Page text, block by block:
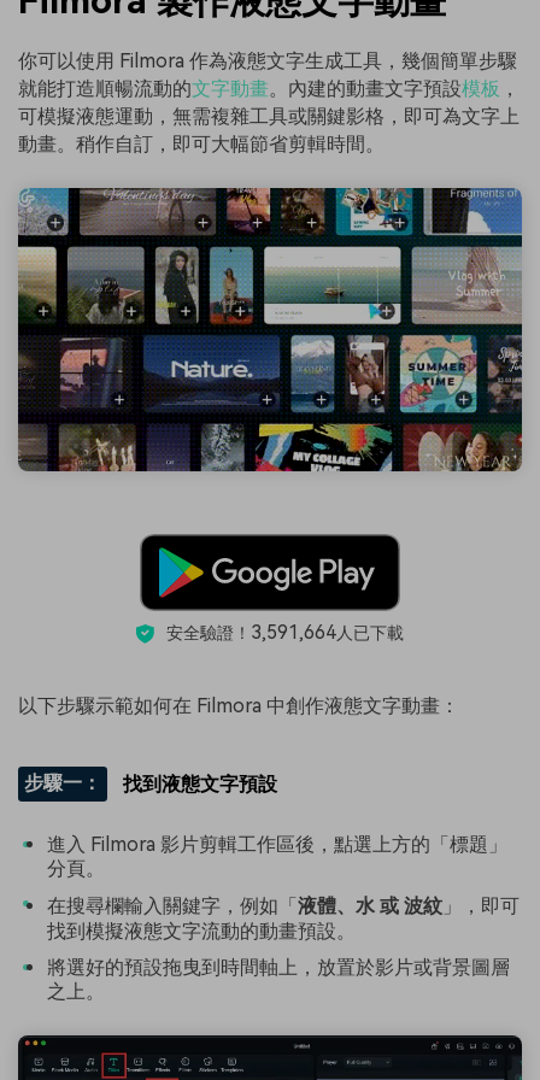
你可以使用 Filmora 作為液態文字生成工具，幾個簡單步驟
就能打造順暢流動的文字動畫。內建的動畫文字預設模板 ，
可模擬液態運動，無需複雜工具或關鍵影格，即可為文字上
動畫。稍作自訂，即可大幅節省剪輯時間。
安全驗證！ 3,591,664人已下載
以下步驟示範如何在 Filmora 中創作液態文字動畫：
步驟一： 找到液態文字預設
進入 Filmora 影片剪輯工作區後，點選上方的「標題」
分頁。
在搜尋欄輸入關鍵字，例如「 液體、水 或 波紋 」，即可
找到模擬液態文字流動的動畫預設。
將選好的預設拖曳到時間軸上，放置於影片或背景圖層
之上。